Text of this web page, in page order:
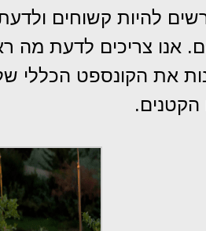
להיות קשוחים ולדעת
אנו צריכים לדעת מה
את הקונספט הכללי